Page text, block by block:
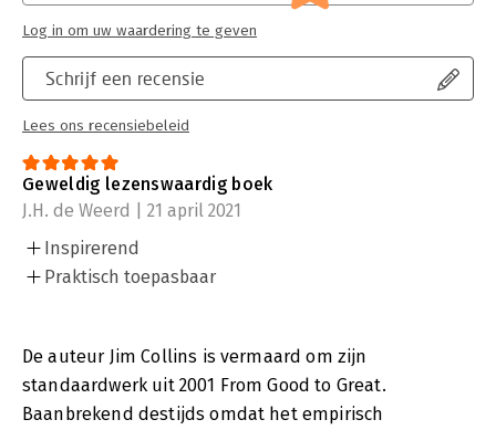
Schrijf een recensie
Lees ons recensiebeleid
Log in om uw waardering te geven
Geweldig lezenswaardig boek
J.H. de Weerd | 21 april 2021
Inspirerend
Praktisch toepasbaar
De auteur Jim Collins is vermaard om zijn
standaardwerk uit 2001 From Good to Great.
Baanbrekend destijds omdat het empirisch